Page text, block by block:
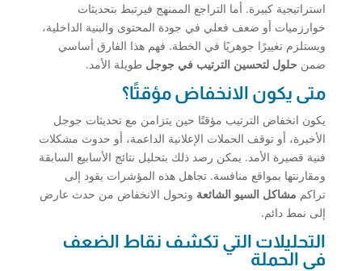
استراتيجية كبيرة. أما التراجع الممنهج فيرتبط بتحديثات
خوارزميات أو ضعف فعلي في جودة المحتوى والبنية الداخلية،
ويستلزم تغييرًا جوهريًا في الخطة. فهم هذا الفارق أساسي
ضمن حلول لتحسين الترتيب في جوجل طويلة الأمد.
متى يكون الانخفاض مؤقتًا؟
يكون انخفاض الترتيب مؤقتًا حين يتزامن مع تحديثات جوجل
الأخيرة، أو توقف الحملات الإعلانية الداعمة، أو حدوث مشكلات
فنية قصيرة الأمد. يمكن رصد ذلك بتحليل نتائج الأسابيع السابقة
ومقارنتها بمواقع منافسة. تجاهل هذه المؤشرات يقود إلى
تراكم مشاكل السيو الشائعة وتحول الانخفاض من حدث عارض
إلى نمط دائم.
التحليلات التي تكشف نقاط الضعف
في الحملة